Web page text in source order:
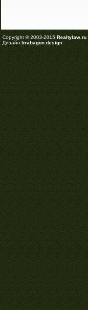
Copyright © 2003-2015 Realtylaw.ru
Дизайн Irrabagon design